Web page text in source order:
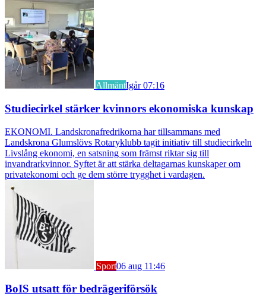
AllmäntIgår 07:16
Studiecirkel stärker kvinnors ekonomiska kunskap
EKONOMI. Landskronafredrikorna har tillsammans med
Landskrona Glumslövs Rotaryklubb tagit initiativ till studiecirkeln
Livslång ekonomi, en satsning som främst riktar sig till
invandrarkvinnor. Syftet är att stärka deltagarnas kunskaper om
privatekonomi och ge dem större trygghet i vardagen.
Sport06 aug 11:46
BoIS utsatt för bedrägeriförsök